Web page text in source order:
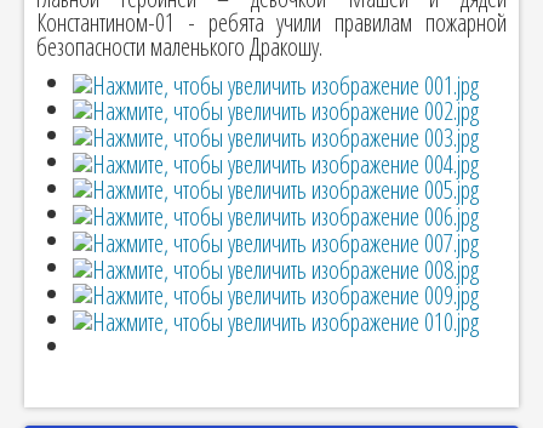
Константином-01 - ребята учили правилам пожарной
безопасности маленького Дракошу.